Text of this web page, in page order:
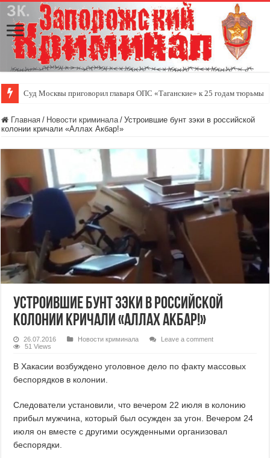
Суд Москвы приговорил главаря ОПС «Таганские» к 25 годам тюрьмы
Главная / Новости криминала / Устроившие бунт зэки в российской
колонии кричали «Аллах Акбар!»
Устроившие бунт зэки в российской
колонии кричали «Аллах Акбар!»
26.07.2016 Новости криминала
Leave a comment
51 Views
В Хакасии возбуждено уголовное дело по факту массовых
беспорядков в колонии.
Следователи установили, что вечером 22 июля в колонию
прибыл мужчина, который был осужден за угон. Вечером 24
июля он вместе с другими осужденными организовал
беспорядки.